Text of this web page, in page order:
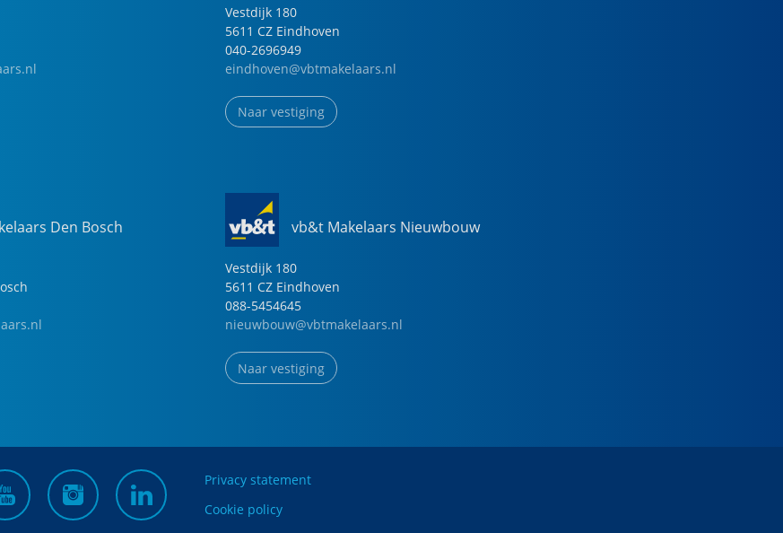
Vestdijk 180
5611 CZ Eindhoven
040-2696949
eindhoven@vbtmakelaars.nl
Naar vestiging
Den Bosch vb&t Makelaars Nieuwbouw
Vestdijk 180
5611 CZ Eindhoven
088-5454645
nieuwbouw@vbtmakelaars.nl
Naar vestiging
Privacy statement
Cookie policy